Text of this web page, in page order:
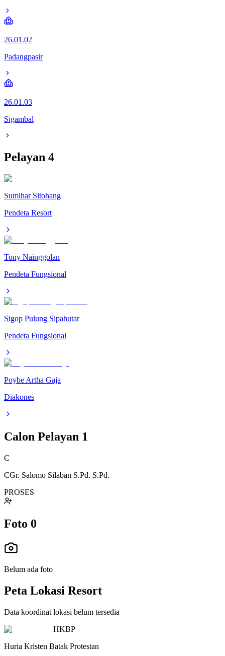
26.01.02
Padangpasir
26.01.03
Sigambal
Pelayan 4
Sumihar Sitohang
Pendeta Resort
Tony Nainggolan
Pendeta Fungsional
Sigop Pulung Sipahutar
Pendeta Fungsional
Poybe Artha Gaja
Diakones
Calon Pelayan 1
C
CGr. Salomo Silaban S.Pd. S.Pd.
PROSES
Foto 0
Belum ada foto
Peta Lokasi Resort
Data koordinat lokasi belum tersedia
HKBP
Huria Kristen Batak Protestan